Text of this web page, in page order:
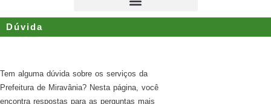
Dúvida
Tem alguma dúvida sobre os serviços da
Prefeitura de Miravânia? Nesta página, você
encontra respostas para as perguntas mais